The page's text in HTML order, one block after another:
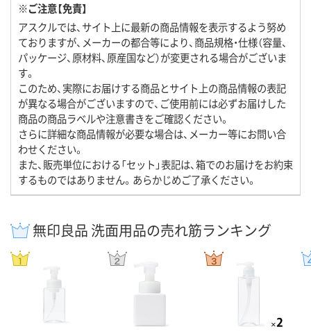
※ご注意【免責】
アスクルでは、サイト上に最新の商品情報を表示するよう努め
ておりますが、メーカーの都合等により、商品規格・仕様（容量、
パッケージ、原材料、原産国など）が変更される場合がございま
す。
このため、実際にお届けする商品とサイト上の商品情報の表記
が異なる場合がございますので、ご使用前には必ずお届けした
商品の商品ラベルや注意書きをご確認ください。
さらに詳細な商品情報が必要な場合は、メーカー等にお問い合
わせください。
また、販売単位における「セット」表記は、箱でのお届けをお約束
するものではありません。あらかじめご了承ください。
無印良品 洗面用品の売れ筋ランキング